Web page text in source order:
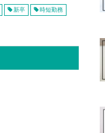
新卒 時短勤務